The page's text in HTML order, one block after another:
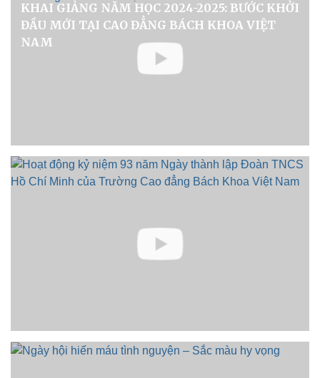
KHAI GIẢNG NĂM HỌC 2024-2025: BƯỚC KHỞI
ĐẦU MỚI TẠI CAO ĐẲNG BÁCH KHOA VIỆT
NAM